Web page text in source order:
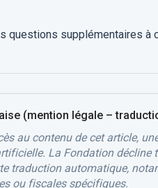
questions supplémentaires à
(mention légale –
au contenu de cet article,
La Fondation
traduction automatique,
ou fiscales spécifiques.